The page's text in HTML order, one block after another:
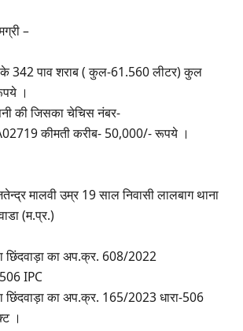
–
342 पाव शराब ( कुल-61.560 लीटर) कुल
।
की जिसका चेचिस नंबर-
कीमती करीब- 50,000/- रूपये ।
मालवी उम्र 19 साल निवासी लालबाग थाना
(म.प्र.)
छिंदवाड़ा का अप.क्र. 608/2022
IPC
छिंदवाड़ा का अप.क्र. 165/2023 धारा-506
।